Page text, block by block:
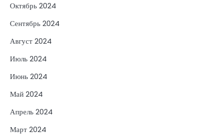
Октябрь 2024
Сентябрь 2024
Август 2024
Июль 2024
Июнь 2024
Май 2024
Апрель 2024
Март 2024